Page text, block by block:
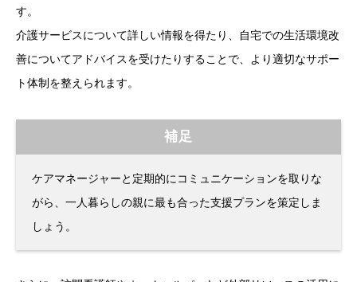
す。
介護サービスについて詳しい情報を得たり、自宅での生活環境改
善についてアドバイスを受けたりすることで、より適切なサポー
ト体制を整えられます。
補足
ケアマネージャーと定期的にコミュニケーションを取りな
がら、一人暮らしの親に最も合った支援プランを策定しま
しょう。